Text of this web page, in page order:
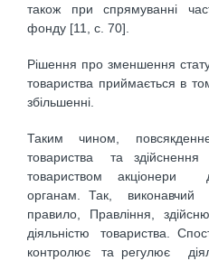
також при спрямуванні
фонду [11, с. 70].
Рішення про зменшення
товариства приймається в
збільшенні.
Таким чином,
товариства та
товариством
органам. Так,
правило, Правління,
діяльністю товариства.
контролює та регулює